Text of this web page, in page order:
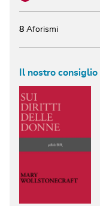
8 Aforismi
Il nostro consiglio